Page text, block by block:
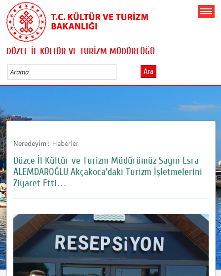
DÜZCE İL KÜLTÜR VE TURİZM MÜDÜRLÜĞÜ
Ara
Neredeyim : Haberler
Düzce İl Kültür ve Turizm Müdürümüz Sayın Esra
ALEMDAROĞLU Akçakoca'daki Turizm İşletmelerini
Ziyaret Etti…